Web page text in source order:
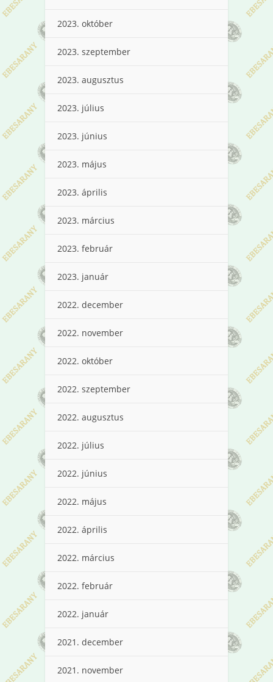
2023. október
2023. szeptember
2023. augusztus
2023. július
2023. június
2023. május
2023. április
2023. március
2023. február
2023. január
2022. december
2022. november
2022. október
2022. szeptember
2022. augusztus
2022. július
2022. június
2022. május
2022. április
2022. március
2022. február
2022. január
2021. december
2021. november